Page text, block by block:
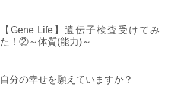
【Gene Life】遺伝子検査受けてみ
た！②～体質(能力)～
自分の幸せを願えていますか？